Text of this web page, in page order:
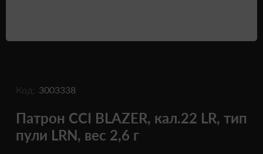
Код: 3003338
Патрон CCI BLAZER, кал.22 LR, тип
пули LRN, вес 2,6 г